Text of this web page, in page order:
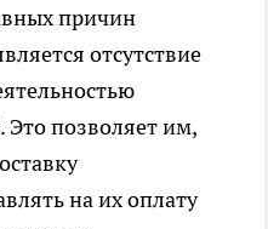
причин
отсутствие
позволяет им,
на их оплату